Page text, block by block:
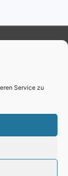
Service zu
—Gourmand